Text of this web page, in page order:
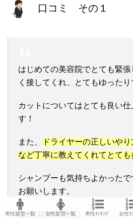
口コミ その１
はじめての美容院でとても緊
く接してくれ、とてもゆったり
カットについてはとても良い
す！
また、
ドライヤーの正しいや
など丁寧に教えてくれてとても
シャンプーも気持ちよかったで
お願いします。
(10代後半、男性)
男性髪型一覧 女性髪型一覧 男性ﾗﾝｷﾝｸﾞ 女性ﾗ